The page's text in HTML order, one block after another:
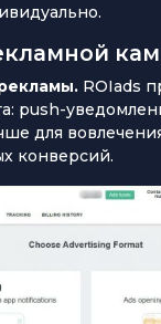
ROIads
push-
для
конверсий.